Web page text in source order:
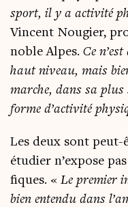
sport, il y a acti­vi­té
Vincent Nou­gier,
noble Alpes. Ce
haut niveau, mais
marche, dans sa
forme d’activité
Les deux sont peut-
étu­dier n’expose
fiques. « Le pre­mier
bien enten­du dans